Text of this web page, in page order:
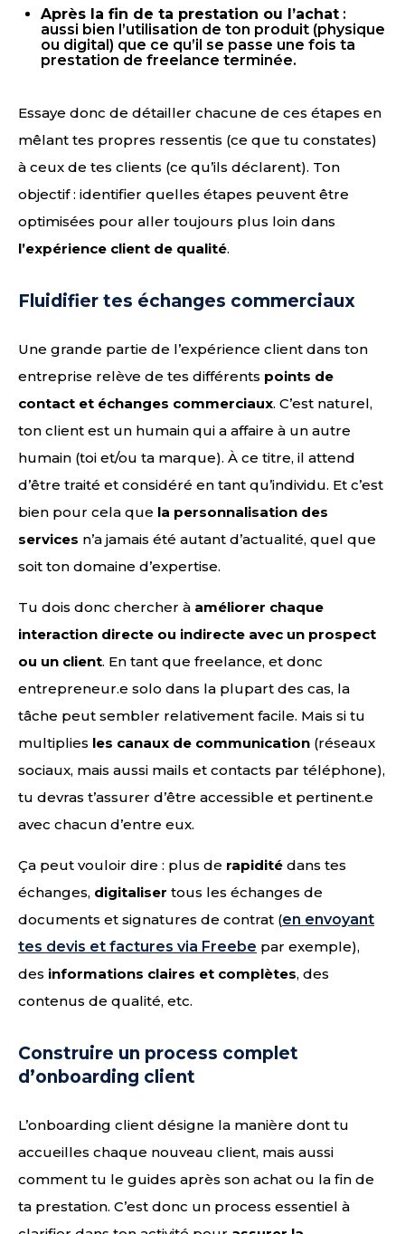
Après la fin de ta prestation ou l’achat :
aussi bien l’utilisation de ton produit (physique
ou digital) que ce qu’il se passe une fois ta
prestation de freelance terminée.
Essaye donc de détailler chacune de ces étapes en
mêlant tes propres ressentis (ce que tu constates)
à ceux de tes clients (ce qu’ils déclarent). Ton
objectif : identifier quelles étapes peuvent être
optimisées pour aller toujours plus loin dans
l’expérience client de qualité.
Fluidifier tes échanges commerciaux
Une grande partie de l’expérience client dans ton
entreprise relève de tes différents points de
contact et échanges commerciaux. C’est naturel,
ton client est un humain qui a affaire à un autre
humain (toi et/ou ta marque). À ce titre, il attend
d’être traité et considéré en tant qu’individu. Et c’est
bien pour cela que la personnalisation des
services n’a jamais été autant d’actualité, quel que
soit ton domaine d’expertise.
Tu dois donc chercher à améliorer chaque
interaction directe ou indirecte avec un prospect
ou un client. En tant que freelance, et donc
entrepreneur.e solo dans la plupart des cas, la
tâche peut sembler relativement facile. Mais si tu
multiplies les canaux de communication (réseaux
sociaux, mais aussi mails et contacts par téléphone),
tu devras t’assurer d’être accessible et pertinent.e
avec chacun d’entre eux.
Ça peut vouloir dire : plus de rapidité dans tes
échanges, digitaliser tous les échanges de
documents et signatures de contrat (en envoyant
tes devis et factures via Freebe par exemple),
des informations claires et complètes, des
contenus de qualité, etc.
Construire un process complet
d’onboarding client
L’onboarding client désigne la manière dont tu
accueilles chaque nouveau client, mais aussi
comment tu le guides après son achat ou la fin de
ta prestation. C’est donc un process essentiel à